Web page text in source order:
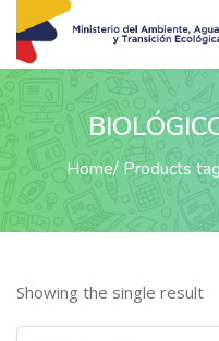
Home Products
Showing the single result